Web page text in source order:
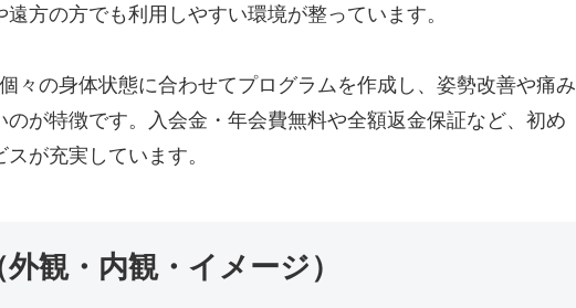
方の方でも利用しやすい環境が整っています。
々の身体状態に合わせてプログラムを作成し、姿勢改善や痛み
が特徴です。入会金・年会費無料や全額返金保証など、初め
が充実しています。
観・内観・イメージ）